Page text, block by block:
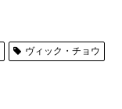
ヴィック・チョウ